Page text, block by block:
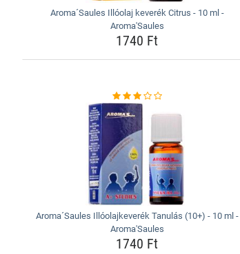
Aroma´Saules Illóolaj keverék Citrus - 10 ml -
Aroma'Saules
1740 Ft
Aroma´Saules Illóolajkeverék Tanulás (10+) - 10 ml -
Aroma'Saules
1740 Ft